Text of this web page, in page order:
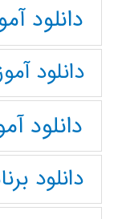
دانلود
دانلود
دانلود
دانلود